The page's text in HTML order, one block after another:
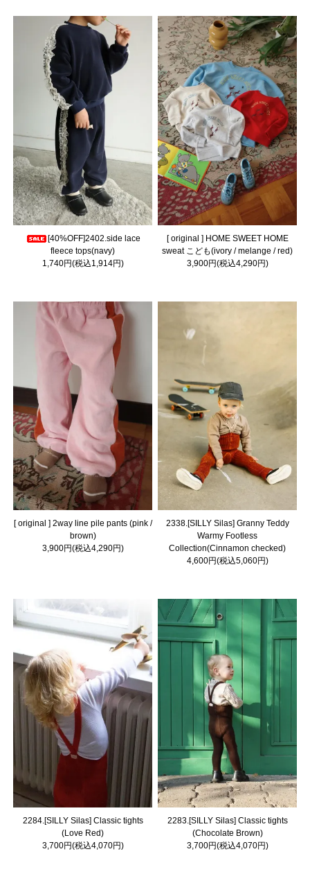
[40%OFF]2402.side lace
fleece tops(navy)
1,740円(税込1,914円)
[ original ] HOME SWEET HOME
sweat こども(ivory / melange / red)
3,900円(税込4,290円)
[ original ] 2way line pile pants (pink /
brown)
3,900円(税込4,290円)
2338.[SILLY Silas] Granny Teddy
Warmy Footless
Collection(Cinnamon checked)
4,600円(税込5,060円)
2284.[SILLY Silas] Classic tights
(Love Red)
3,700円(税込4,070円)
2283.[SILLY Silas] Classic tights
(Chocolate Brown)
3,700円(税込4,070円)